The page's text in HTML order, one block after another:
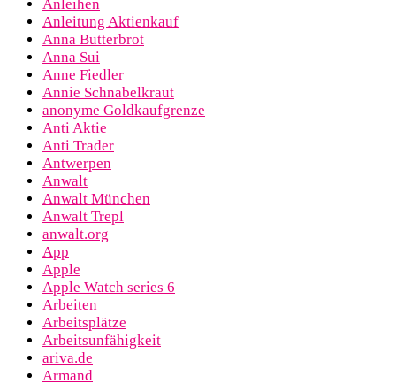
Anleihen
Anleitung Aktienkauf
Anna Butterbrot
Anna Sui
Anne Fiedler
Annie Schnabelkraut
anonyme Goldkaufgrenze
Anti Aktie
Anti Trader
Antwerpen
Anwalt
Anwalt München
Anwalt Trepl
anwalt.org
App
Apple
Apple Watch series 6
Arbeiten
Arbeitsplätze
Arbeitsunfähigkeit
ariva.de
Armand